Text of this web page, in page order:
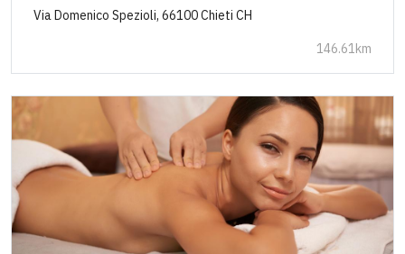
Via Domenico Spezioli, 66100 Chieti CH
146.61km